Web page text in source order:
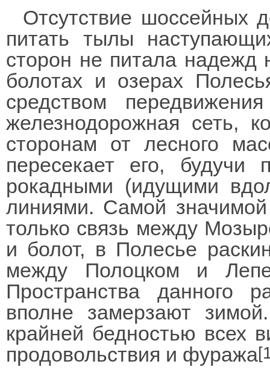
Отсутствие шоссейных
питать тылы
сторон не питала надежд
болотах и озерах
средством
железнодорожная сеть,
сторонам от лесного
пересекает его, будучи
рокадными (идущими
линиями. Самой
только связь между
и болот, в Полесье
между Полоцком и
Пространства данного
вполне замерзают
крайней бедностью всех
продовольствия и фуража